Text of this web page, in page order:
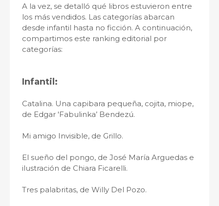
A la vez, se detalló qué libros estuvieron entre
los más vendidos. Las categorías abarcan
desde infantil hasta no ficción. A continuación,
compartimos este ranking editorial por
categorías:
Infantil:
Catalina. Una capibara pequeña, cojita, miope,
de Edgar 'Fabulinka’ Bendezú.
Mi amigo Invisible, de Grillo.
El sueño del pongo, de José María Arguedas e
ilustración de Chiara Ficarelli.
Tres palabritas, de Willy Del Pozo.